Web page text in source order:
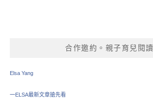
合作邀約。親子育兒閱讀
Elsa Yang
一ELSA最新文章搶先看